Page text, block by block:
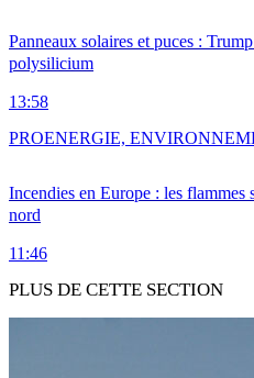
Panneaux solaires et puces :
polysilicium
13:58
Incendies en Europe : les flammes
nord
11:46
PROENERGIE,
PLUS DE CETTE SECTION